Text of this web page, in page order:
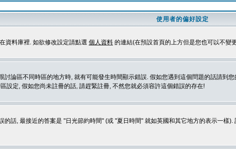
使用者的偏好設定
資料庫裡. 如欲修改設定請點選 個人資料 的連結(在預設首頁的上方但是您也可以不變
論區不同時區的地方時, 就有可能發生時間顯示錯誤. 假如您遇到這個問題的話請
設定, 假如您尚未註冊的話, 請趕緊註冊, 不然您就必須容許這個錯誤的存在!
話, 最接近的答案是 "日光節約時間" (或 "夏日時間" 就如英國和其它地方的表示一